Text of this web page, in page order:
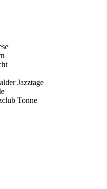
Jazztage
Tonne